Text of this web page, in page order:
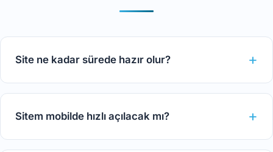
Site ne kadar sürede hazır olur?
Sitem mobilde hızlı açılacak mı?